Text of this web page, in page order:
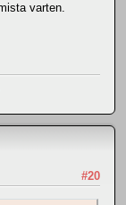
varten.
#20